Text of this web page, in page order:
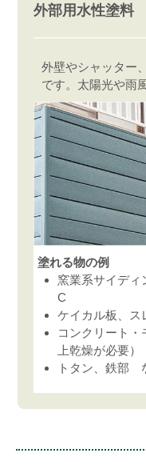
外部用水性塗料
外壁やシャッター
です。太陽光や雨
塗れる物の例
窯業系サイディ
C
ケイカル板、ス
コンクリート・
上乾燥が必要
トタン、鉄部